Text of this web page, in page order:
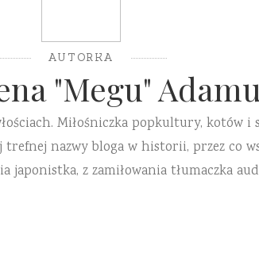
AUTORKA
"Megu"
Miłośniczka popkultury, kotów i
nazwy bloga w historii, przez co
japonistka, z zamiłowania tłumaczka